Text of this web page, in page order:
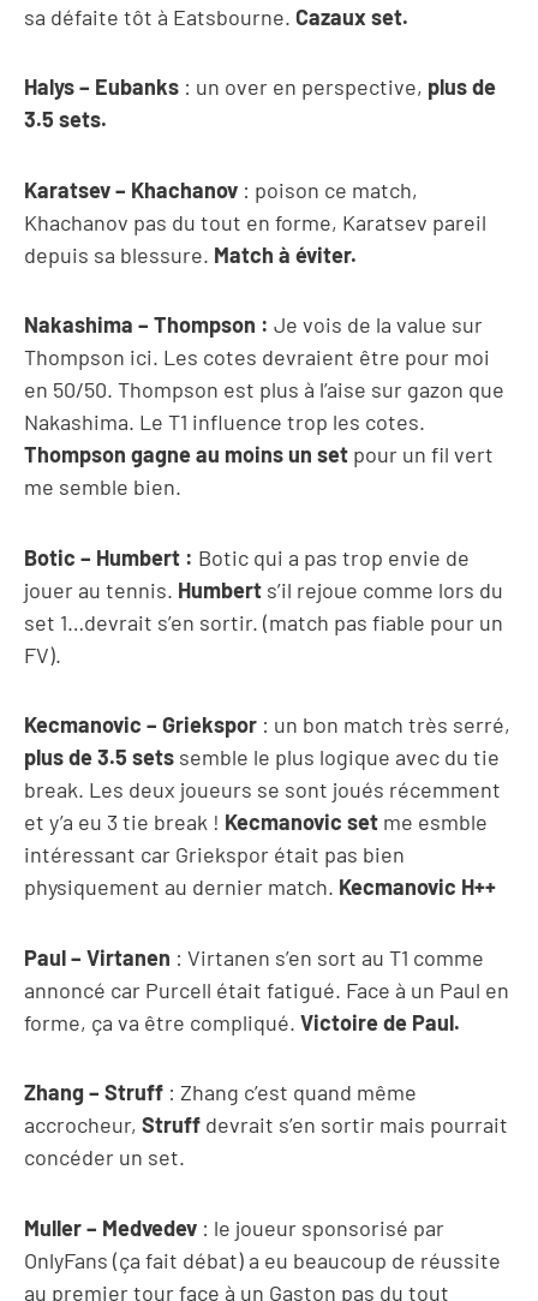
sa défaite tôt à Eatsbourne. Cazaux set.
Halys – Eubanks : un over en perspective, plus de
3.5 sets.
Karatsev – Khachanov : poison ce match,
Khachanov pas du tout en forme, Karatsev pareil
depuis sa blessure. Match à éviter.
Nakashima – Thompson : Je vois de la value sur
Thompson ici. Les cotes devraient être pour moi
en 50/50. Thompson est plus à l’aise sur gazon que
Nakashima. Le T1 influence trop les cotes.
Thompson gagne au moins un set pour un fil vert
me semble bien.
Botic – Humbert : Botic qui a pas trop envie de
jouer au tennis. Humbert s’il rejoue comme lors du
set 1…devrait s’en sortir. (match pas fiable pour un
FV).
Kecmanovic – Griekspor : un bon match très serré,
plus de 3.5 sets semble le plus logique avec du tie
break. Les deux joueurs se sont joués récemment
et y’a eu 3 tie break ! Kecmanovic set me esmble
intéressant car Griekspor était pas bien
physiquement au dernier match. Kecmanovic H++
Paul – Virtanen : Virtanen s’en sort au T1 comme
annoncé car Purcell était fatigué. Face à un Paul en
forme, ça va être compliqué. Victoire de Paul.
Zhang – Struff : Zhang c’est quand même
accrocheur, Struff devrait s’en sortir mais pourrait
concéder un set.
Muller – Medvedev : le joueur sponsorisé par
OnlyFans (ça fait débat) a eu beaucoup de réussite
au premier tour face à un Gaston pas du tout